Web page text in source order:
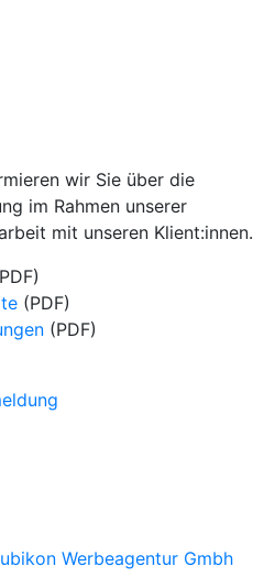
wir Sie über die
im Rahmen unserer
mit unseren Klient:innen.
(PDF)
(PDF)
Werbeagentur Gmbh